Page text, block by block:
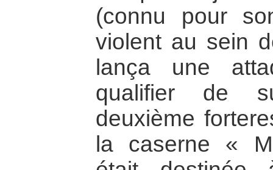
(connu pour
violent au sein
lança une
qualifier de
deuxième
la caserne «